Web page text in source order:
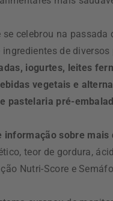
celebrou na
de
iogurtes, leites
vegetais e
pastelaria pré-
informação sobre
teor de gordura,
Nutri-Score e